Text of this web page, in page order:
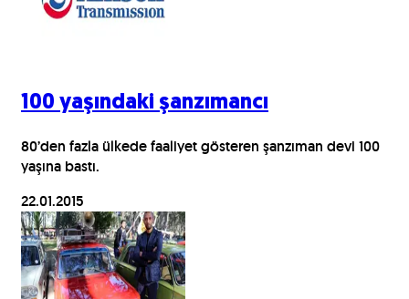
100 yaşındaki şanzımancı
80’den fazla ülkede faaliyet gösteren şanzıman devi 100
yaşına bastı.
22.01.2015